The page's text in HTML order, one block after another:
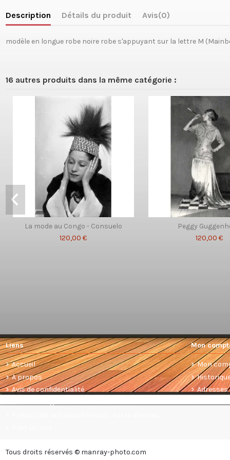
Description Détails du produit Avis(0)
modèle en longue robe noire robe s'appuyant sur la lettre M
16 autres produits dans la même catégorie :
La mode au Congo - Consuelo
120,00 €
Peggy
120,00 €
Liens
Accueil
A propos
Avis de confidentialité
Mon
Mon
Adresses
Tous droits réservés © manray-photo.com